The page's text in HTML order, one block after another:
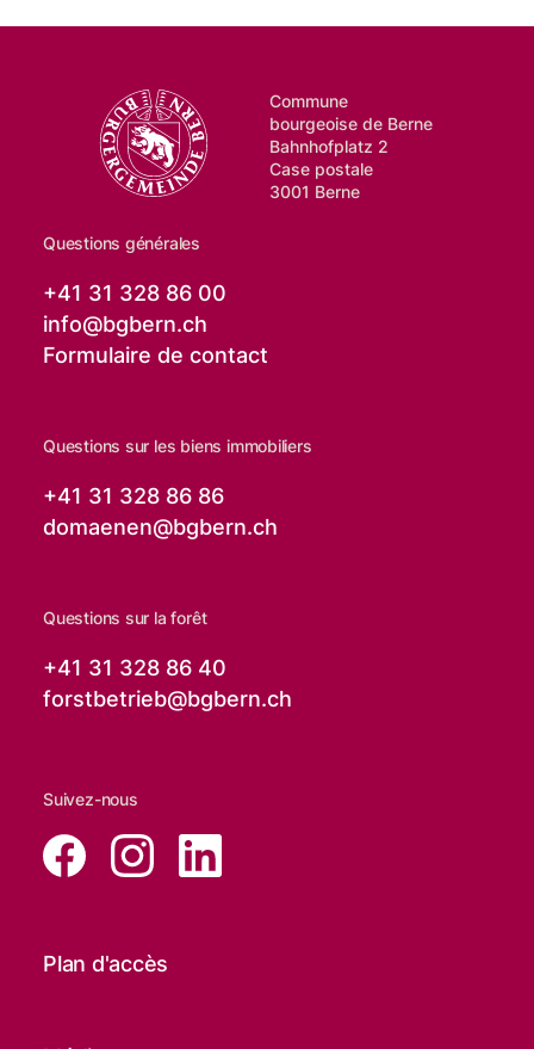
Commune
bourgeoise de Berne
Bahnhofplatz 2
Case postale
3001 Berne
Questions générales
+41 31 328 86 00
info@bgbern.ch
Formulaire de contact
Questions sur les biens immobiliers
+41 31 328 86 86
domaenen@bgbern.ch
Questions sur la forêt
+41 31 328 86 40
forstbetrieb@bgbern.ch
Suivez-nous
Plan d'accès